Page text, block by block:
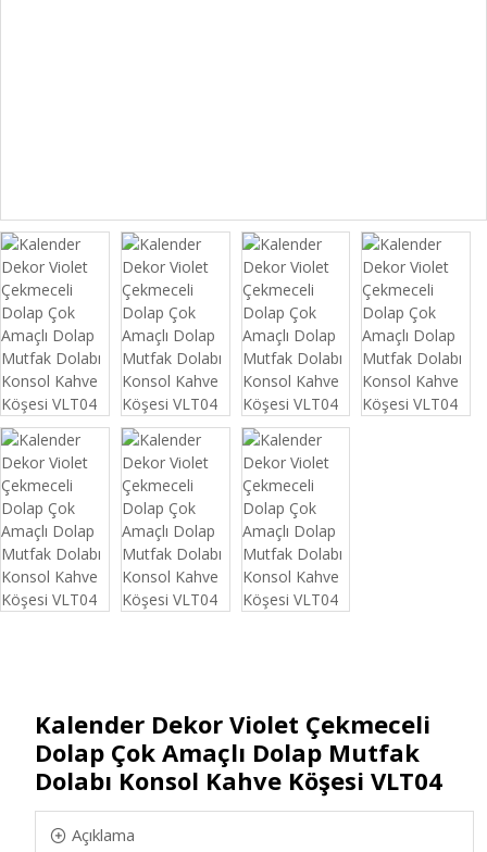
Kalender Dekor Violet Çekmeceli
Dolap Çok Amaçlı Dolap Mutfak
Dolabı Konsol Kahve Köşesi VLT04
Açıklama